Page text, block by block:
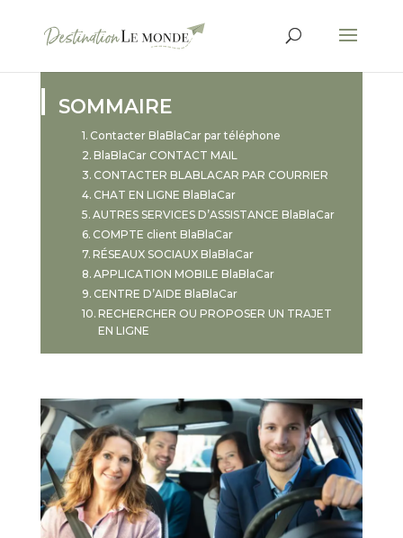
SOMMAIRE
Contacter BlaBlaCar par téléphone
BlaBlaCar CONTACT MAIL
CONTACTER BLABLACAR PAR COURRIER
CHAT EN LIGNE BlaBlaCar
AUTRES SERVICES D’ASSISTANCE BlaBlaCar
COMPTE client BlaBlaCar
RÉSEAUX SOCIAUX BlaBlaCar
APPLICATION MOBILE BlaBlaCar
CENTRE D’AIDE BlaBlaCar
RECHERCHER OU PROPOSER UN TRAJET
EN LIGNE